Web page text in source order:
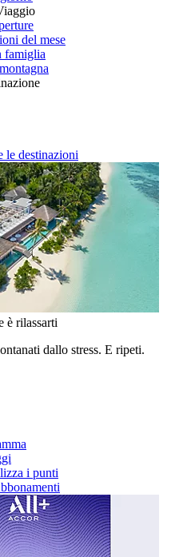
del mese
famiglia
le destinazioni
è rilassarti
dallo stress. E ripeti.
i punti